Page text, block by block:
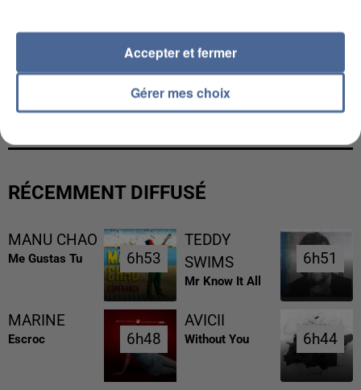
UNE TOURISTE DE L’OISE EMPORTÉE PAR UNE
COULÉE DE BOUE EN HAUTE-SAVOIE
RÉCEMMENT DIFFUSÉ
MANU CHAO
Me Gustas Tu 6h53
6h53
TEDDY
SWIMS
Mr Know It All
6h51
6h51
MARINE
Escroc 6h48
6h48
AVICII
Without You 6h44
6h44
Gérer mes choix
Accepter et fermer